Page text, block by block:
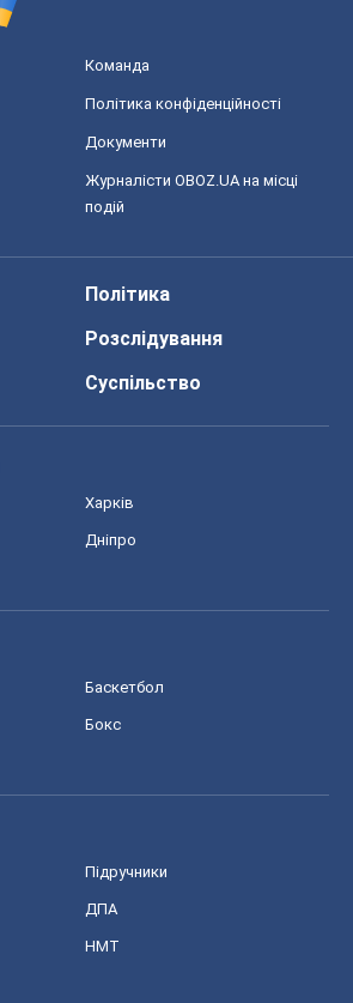
Команда
Політика конфіденційності
Документи
Журналісти OBOZ.UA на місці
подій
Політика
Розслідування
Суспільство
Харків
Дніпро
Баскетбол
Бокс
Підручники
ДПА
НМТ